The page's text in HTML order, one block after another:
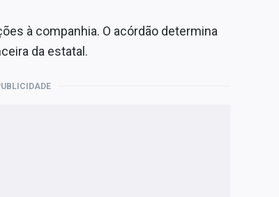
à companhia. O acórdão determina
da estatal.